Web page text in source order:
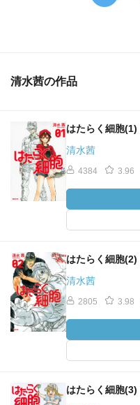
清水茜の作品
はたらく細胞
清水茜
4384 3.96
はたらく細胞
清水茜
2805 3.98
はたらく細胞